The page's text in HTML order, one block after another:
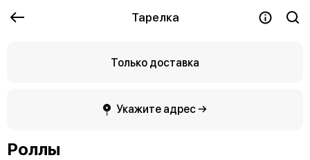
Тарелка
Только доставка
Укажите адрес →
Роллы